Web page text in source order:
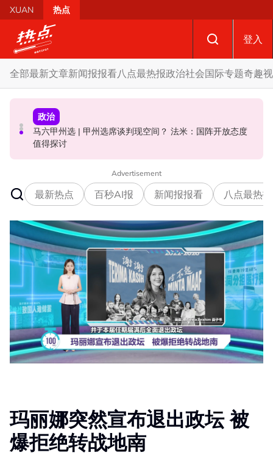
Skip to main content
XUAN 热点
登入
全部最新文章新闻报报看八点最热报政治社会国际专题奇趣
政治
马六甲州选 | 甲州选席谈判现空间？ 法米：国阵开放态度
值得探讨
政治
马六甲州选 | 开放看待甲州选合作模式 国盟: 协商互换议席
没问题
社会
国歌响起华人庙宇千人齐肃立 网友动容：这才是真正的马
来西亚
Advertisement
最新热点 百秒AI报 新闻报报看 八点最热报
玛丽娜突然宣布退出政坛 被
爆拒绝转战地南